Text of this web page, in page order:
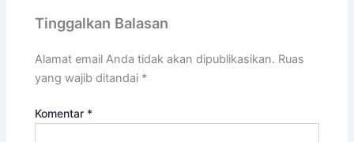
Tinggalkan Balasan
Alamat email Anda tidak akan dipublikasikan. Ruas
yang wajib ditandai *
Komentar *